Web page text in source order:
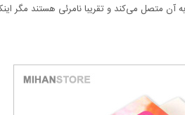
متصل می‌کند و تقریبا نامرئی هستند مگر